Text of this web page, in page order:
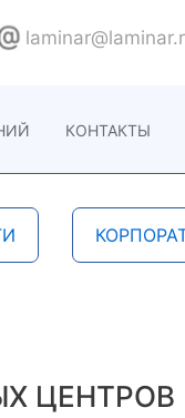
КОНТАКТЫ
ЦЕНТРОВ